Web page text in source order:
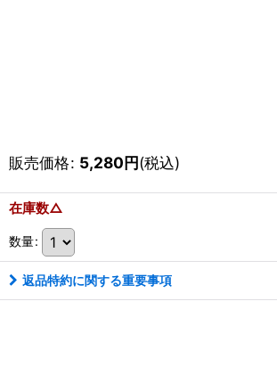
販売価格: 5,280円(税込)
在庫数△
数量:
返品特約に関する重要事項